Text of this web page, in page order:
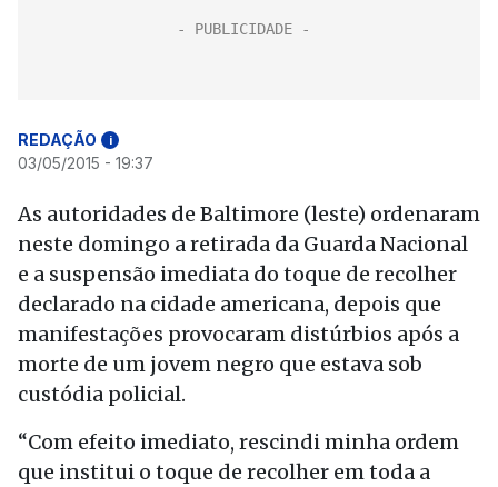
REDAÇÃO i
03/05/2015 - 19:37
As autoridades de Baltimore (leste) ordenaram
neste domingo a retirada da Guarda Nacional
e a suspensão imediata do toque de recolher
declarado na cidade americana, depois que
manifestações provocaram distúrbios após a
morte de um jovem negro que estava sob
custódia policial.
“Com efeito imediato, rescindi minha ordem
que institui o toque de recolher em toda a